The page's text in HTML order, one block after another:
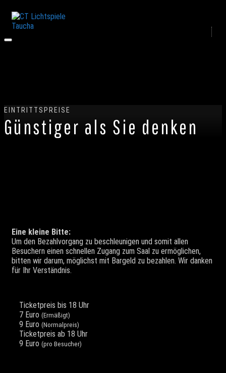
EINTRITTSPREISE
Günstiger als Sie denken
Eine kleine Bitte:
Um den Bezahlvorgang zu beschleunigen und somit allen
Besuchern einen schnellen Zugang zum Saal zu ermöglichen,
bitten wir darum, möglichst mit Bargeld zu bezahlen. Wir danken
für Ihr Verständnis.
Ticketpreis bis 18 Uhr
7 Euro (Ermäßigt)
9 Euro (Normalpreis)
Ticketpreis ab 18 Uhr
9 Euro (pro Besucher)